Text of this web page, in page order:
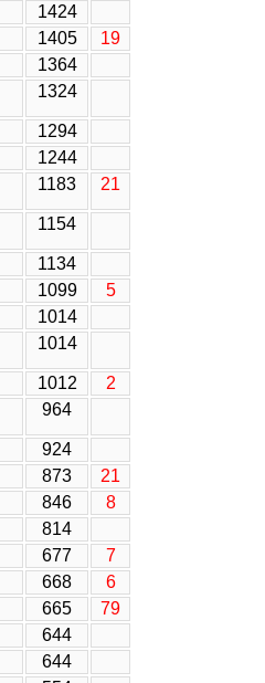
1424
1405
19
1364
1324
1294
1244
1183 21
1154
1134
1099
5
1014
1014
1012
2
964
924
873
21
846
8
814
677
7
668
6
665
79
644
644